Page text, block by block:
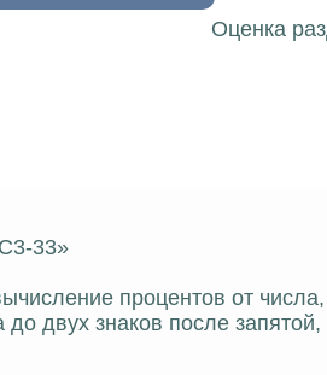
Оценка
33»
процентов от числа,
до двух знаков после